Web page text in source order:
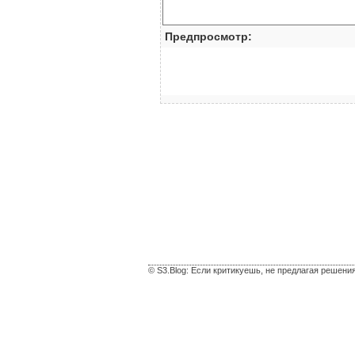
Предпросмотр:
© S3.Blog: Если критикуешь, не предлагая